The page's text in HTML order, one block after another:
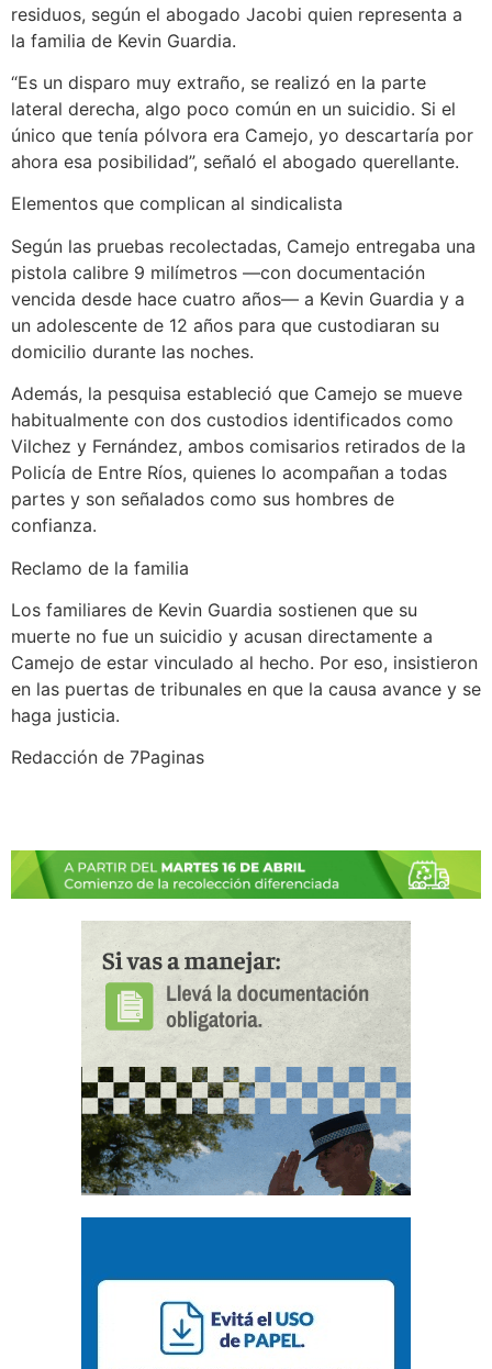
residuos, según el abogado Jacobi quien representa a
la familia de Kevin Guardia.
“Es un disparo muy extraño, se realizó en la parte
lateral derecha, algo poco común en un suicidio. Si el
único que tenía pólvora era Camejo, yo descartaría por
ahora esa posibilidad”, señaló el abogado querellante.
Elementos que complican al sindicalista
Según las pruebas recolectadas, Camejo entregaba una
pistola calibre 9 milímetros —con documentación
vencida desde hace cuatro años— a Kevin Guardia y a
un adolescente de 12 años para que custodiaran su
domicilio durante las noches.
Además, la pesquisa estableció que Camejo se mueve
habitualmente con dos custodios identificados como
Vilchez y Fernández, ambos comisarios retirados de la
Policía de Entre Ríos, quienes lo acompañan a todas
partes y son señalados como sus hombres de
confianza.
Reclamo de la familia
Los familiares de Kevin Guardia sostienen que su
muerte no fue un suicidio y acusan directamente a
Camejo de estar vinculado al hecho. Por eso, insistieron
en las puertas de tribunales en que la causa avance y se
haga justicia.
Redacción de 7Paginas